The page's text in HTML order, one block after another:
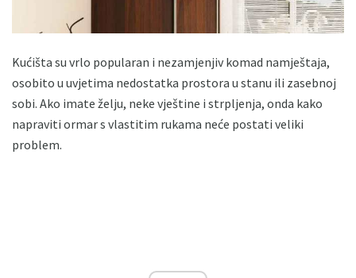
Kućišta su vrlo popularan i nezamjenjiv komad namještaja,
osobito u uvjetima nedostatka prostora u stanu ili zasebnoj
sobi. Ako imate želju, neke vještine i strpljenja, onda kako
napraviti ormar s vlastitim rukama neće postati veliki
problem.